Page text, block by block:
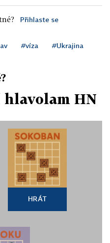
Přihlaste se
#víza #Ukrajina
hlavolam HN
HRÁT